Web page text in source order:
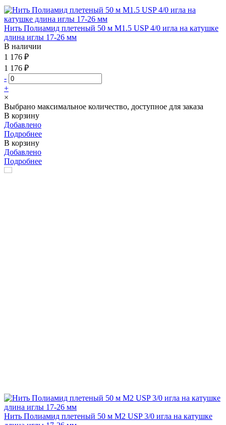
Нить Полиамид плетеный 50 м М1.5 USP 4/0 игла на катушке
длина иглы 17-26 мм
В наличии
1 176 ₽
1 176 ₽
-
+
×
Выбрано максимальное количество, доступное для заказа
В корзину
Добавлено
Подробнее
В корзину
Добавлено
Подробнее
Нить Полиамид плетеный 50 м М2 USP 3/0 игла на катушке